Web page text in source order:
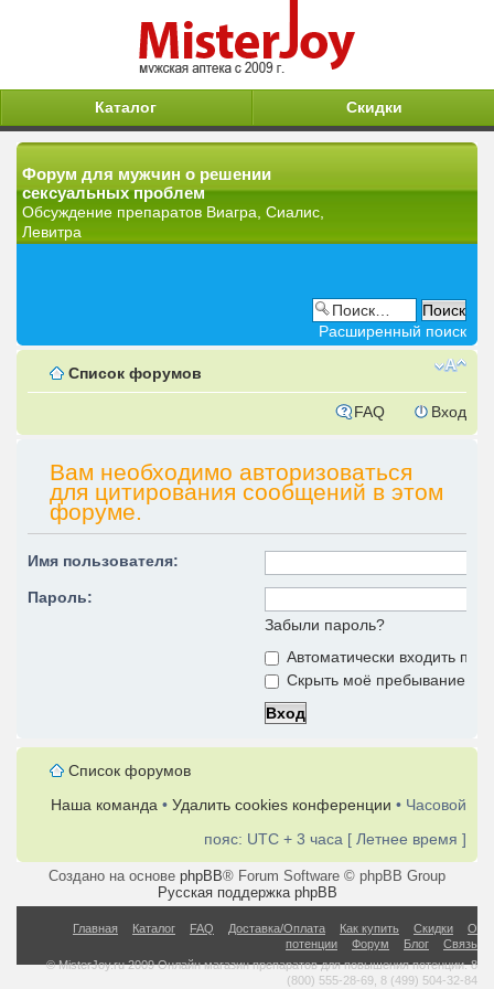
Каталог Скидки
Форум для мужчин о решении
сексуальных проблем
Обсуждение препаратов Виагра, Сиалис,
Левитра
Расширенный поиск
Список форумов
FAQ Вход
Вам необходимо авторизоваться
для цитирования сообщений в этом
форуме.
Имя пользователя:
Пароль:
Забыли пароль?
Автоматически входить
Скрыть моё пребывание на
Список форумов
Наша команда • Удалить cookies конференции • Часовой
пояс: UTC + 3 часа [ Летнее время ]
Создано на основе phpBB® Forum Software © phpBB Group
Русская поддержка phpBB
Главная Каталог FAQ Доставка/Оплата Как купить Скидки
О
потенции
Форум Блог
Связь
© MisterJoy.ru 2009 Онлайн магазин препаратов для повышения потенции. 8
(800) 555-28-69, 8 (499) 504-32-84